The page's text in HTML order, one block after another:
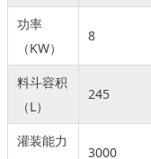
功率
（KW）
8
料斗容积
（L）
245
灌装能力
3000